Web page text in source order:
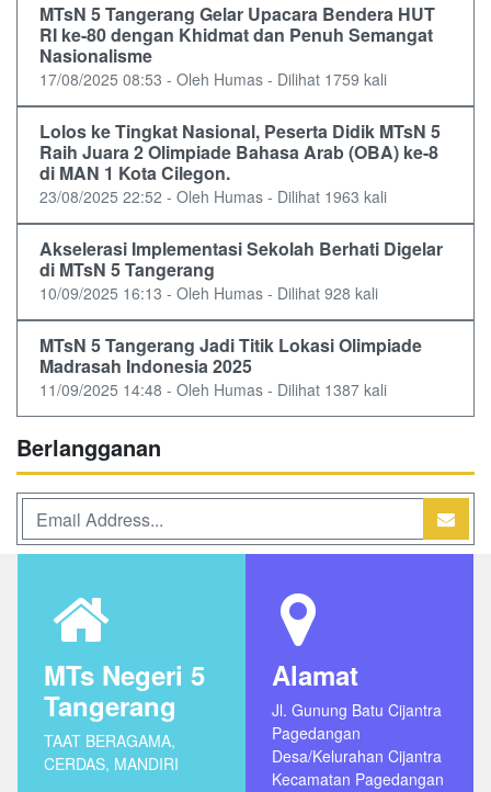
MTsN 5 Tangerang Gelar Upacara Bendera HUT
RI ke-80 dengan Khidmat dan Penuh Semangat
Nasionalisme
17/08/2025 08:53 - Oleh Humas - Dilihat 1759 kali
Lolos ke Tingkat Nasional, Peserta Didik MTsN 5
Raih Juara 2 Olimpiade Bahasa Arab (OBA) ke-8
di MAN 1 Kota Cilegon.
23/08/2025 22:52 - Oleh Humas - Dilihat 1963 kali
Akselerasi Implementasi Sekolah Berhati Digelar
di MTsN 5 Tangerang
10/09/2025 16:13 - Oleh Humas - Dilihat 928 kali
MTsN 5 Tangerang Jadi Titik Lokasi Olimpiade
Madrasah Indonesia 2025
11/09/2025 14:48 - Oleh Humas - Dilihat 1387 kali
Berlangganan
MTs Negeri 5
Tangerang
TAAT BERAGAMA,
CERDAS, MANDIRI
Alamat
Jl. Gunung Batu Cijantra
Pagedangan
Desa/Kelurahan Cijantra
Kecamatan Pagedangan